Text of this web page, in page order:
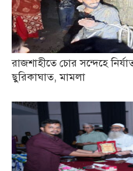
রাজশাহীতে চোর সন্দেহে
ছুরিকাঘাত, মামলা